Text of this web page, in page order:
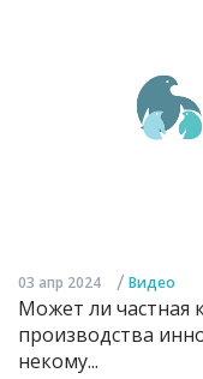
03 апр 2024 / Видео
Может ли частная
производства
некому...